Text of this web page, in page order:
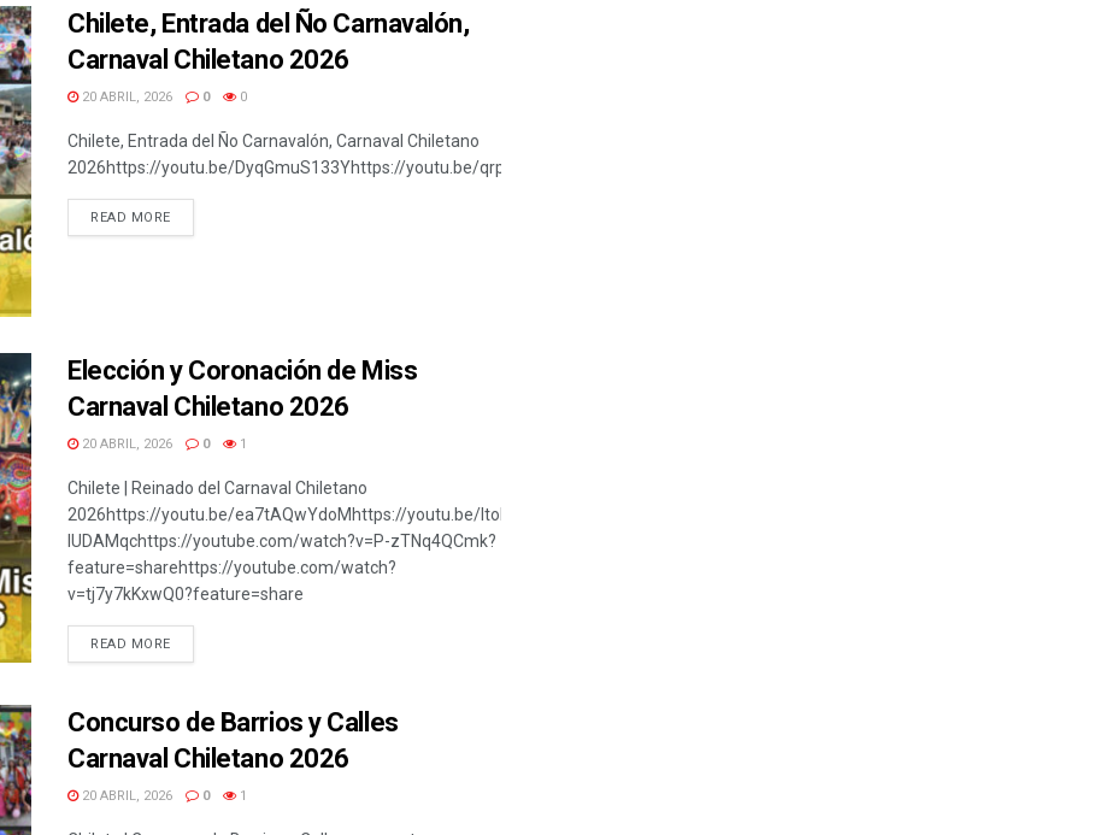
Chilete, Entrada del Ño Carnavalón,
Carnaval Chiletano 2026
20 ABRIL, 2026 0 0
Chilete, Entrada del Ño Carnavalón, Carnaval Chiletano
2026https://youtu.be/DyqGmuS133Yhttps://youtu.be/qrpp85PCFE8
READ MORE
Elección y Coronación de Miss
Carnaval Chiletano 2026
20 ABRIL, 2026 0 1
Chilete | Reinado del Carnaval Chiletano
2026https://youtu.be/ea7tAQwYdoMhttps://youtu.be/ItoPr9_YHJUhttps://youtu.be/Mhl-
lUDAMqchttps://youtube.com/watch?v=P-zTNq4QCmk?
feature=sharehttps://youtube.com/watch?
v=tj7y7kKxwQ0?feature=share
READ MORE
Concurso de Barrios y Calles
Carnaval Chiletano 2026
20 ABRIL, 2026 0 1